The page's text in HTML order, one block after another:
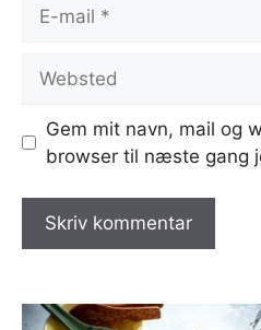
mail
Gem mit navn, mail og
browser til næste gang